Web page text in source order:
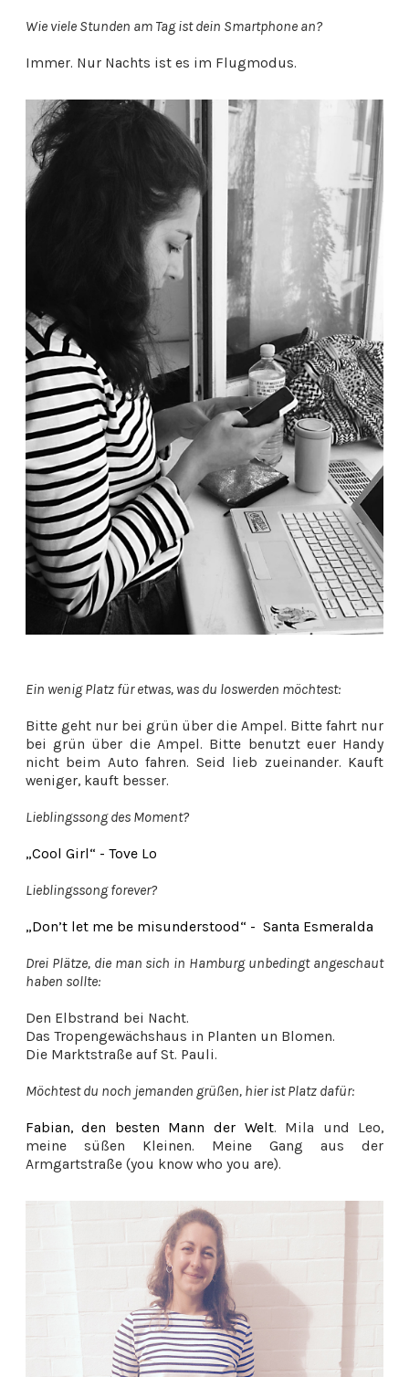
Wie viele Stunden am Tag ist dein Smartphone an?
Immer. Nur Nachts ist es im Flugmodus.
Ein wenig Platz für etwas, was du loswerden möchtest:
Bitte geht nur bei grün über die Ampel. Bitte fahrt nur
bei grün über die Ampel. Bitte benutzt euer Handy
nicht beim Auto fahren. Seid lieb zueinander. Kauft
weniger, kauft besser.
Lieblingssong des Moment?
„Cool Girl“ - Tove Lo
Lieblingssong forever?
„Don’t let me be misunderstood“ - Santa Esmeralda
Drei Plätze, die man sich in Hamburg unbedingt angeschaut
haben sollte:
Den Elbstrand bei Nacht.
Das Tropengewächshaus in Planten un Blomen.
Die Marktstraße auf St. Pauli.
Möchtest du noch jemanden grüßen, hier ist Platz dafür:
Fabian, den besten Mann der Welt. Mila und Leo,
meine süßen Kleinen. Meine Gang aus der
Armgartstraße (you know who you are).